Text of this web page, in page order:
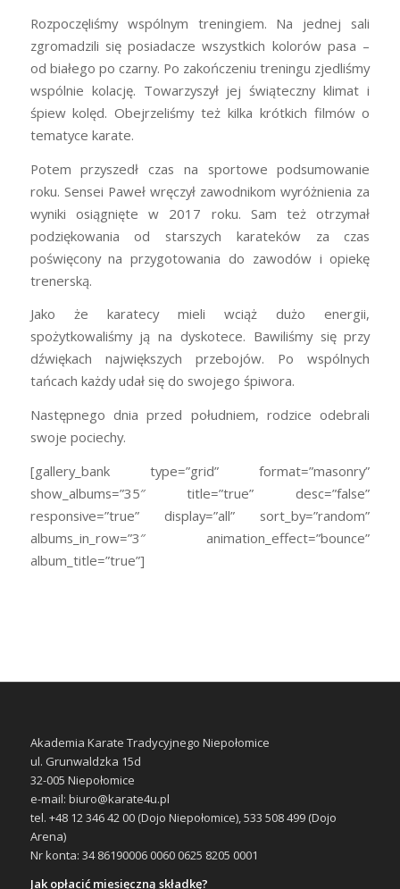
Rozpoczęliśmy wspólnym treningiem. Na jednej sali
zgromadzili się posiadacze wszystkich kolorów pasa –
od białego po czarny. Po zakończeniu treningu zjedliśmy
wspólnie kolację. Towarzyszył jej świąteczny klimat i
śpiew kolęd. Obejrzeliśmy też kilka krótkich filmów o
tematyce karate.
Potem przyszedł czas na sportowe podsumowanie
roku. Sensei Paweł wręczył zawodnikom wyróżnienia za
wyniki osiągnięte w 2017 roku. Sam też otrzymał
podziękowania od starszych karateków za czas
poświęcony na przygotowania do zawodów i opiekę
trenerską.
Jako że karatecy mieli wciąż dużo energii,
spożytkowaliśmy ją na dyskotece. Bawiliśmy się przy
dźwiękach największych przebojów. Po wspólnych
tańcach każdy udał się do swojego śpiwora.
Następnego dnia przed południem, rodzice odebrali
swoje pociechy.
[gallery_bank type=”grid” format=”masonry”
show_albums=”35″ title=”true” desc=”false”
responsive=”true” display=”all” sort_by=”random”
albums_in_row=”3″ animation_effect=”bounce”
album_title=”true”]
Akademia Karate Tradycyjnego Niepołomice
ul. Grunwaldzka 15d
32-005 Niepołomice
e-mail: biuro@karate4u.pl
tel. +48 12 346 42 00 (Dojo Niepołomice), 533 508 499 (Dojo
Arena)
Nr konta: 34 86190006 0060 0625 8205 0001
Jak opłacić miesięczną składkę?